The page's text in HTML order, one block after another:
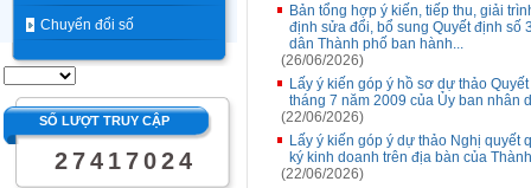
Chuyển đổi số
SỐ LƯỢT TRUY CẬP
2 7 4 1 7 0 2 4
Bản tổng hợp ý kiến, tiếp thu, giải
định sửa đổi, bổ sung Quyết định số
dân Thành phố ban hành...
(26/06/2026)
Lấy ý kiến góp ý hồ sơ dự thảo
tháng 7 năm 2009 của Ủy ban nhân
(22/06/2026)
Lấy ý kiến góp ý dự thảo Nghị quyết
ký kinh doanh trên địa bàn của
(22/06/2026)